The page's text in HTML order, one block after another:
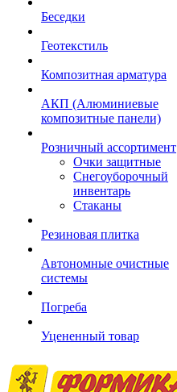
Беседки
Геотекстиль
Композитная арматура
АКП (Алюминиевые
композитные панели)
Розничный ассортимент
Очки защитные
Снегоуборочный
инвентарь
Стаканы
Резиновая плитка
Автономные очистные
системы
Погреба
Уцененный товар